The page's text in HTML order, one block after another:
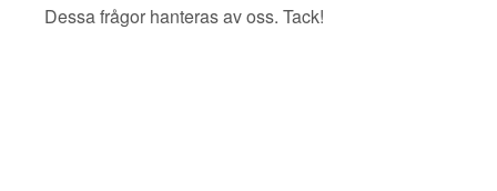
Dessa frågor hanteras av oss. Tack!